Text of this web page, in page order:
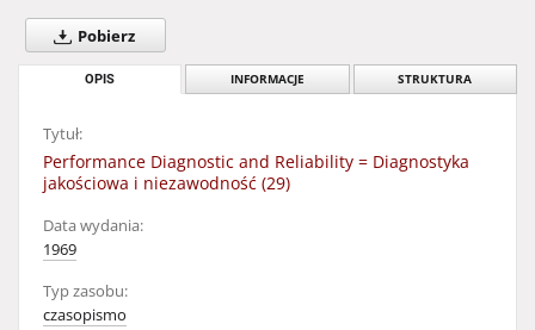
Pobierz
OPIS INFORMACJE STRUKTURA
Tytuł:
Performance Diagnostic and Reliability = Diagnostyka
jakościowa i niezawodność (29)
Data wydania:
1969
Typ zasobu:
czasopismo